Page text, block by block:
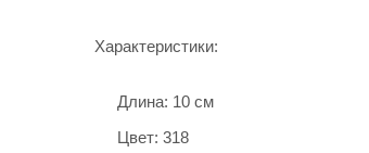
Характеристики:
Длина: 10 см
Цвет: 318